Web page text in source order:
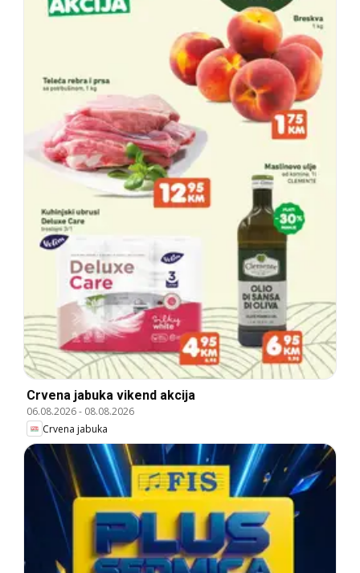
Crvena jabuka vikend akcija
06.08.2026- 08.08.2026
Crvena jabuka